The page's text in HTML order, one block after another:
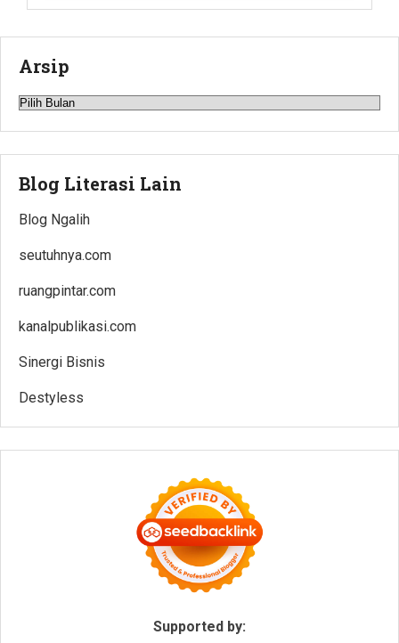
Arsip
Arsip
Blog Literasi Lain
Blog Ngalih
seutuhnya.com
ruangpintar.com
kanalpublikasi.com
Sinergi Bisnis
Destyless
Supported by: